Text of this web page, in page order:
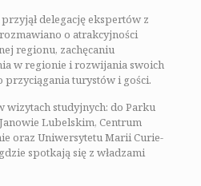
delegację ekspertów z
o atrakcyjności
regionu, zachęcaniu
w regionie i rozwijania swoich
przyciągania turystów i gości.
wizytach studyjnych: do Parku
Lubelskim, Centrum
oraz Uniwersytetu Marii Curie-
spotkają się z władzami